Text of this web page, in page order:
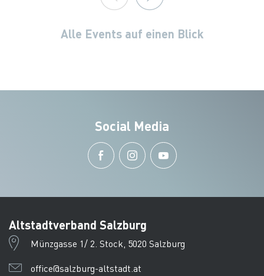
Alle Events auf einen Blick
Social Media
Altstadtverband Salzburg
Münzgasse 1/ 2. Stock, 5020 Salzburg
office@salzburg-altstadt.at